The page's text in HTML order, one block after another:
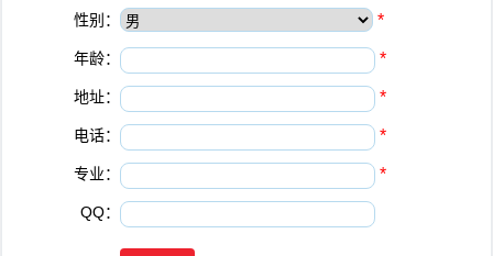
性别： *
年龄： *
地址： *
电话： *
专业： *
QQ：